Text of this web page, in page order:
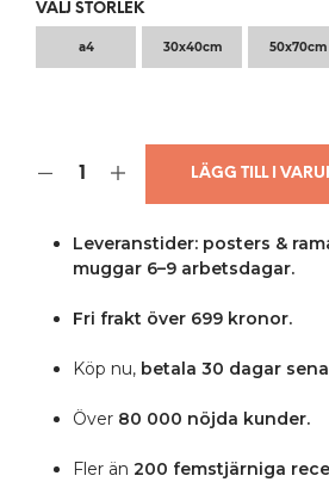
VÄLJ STORLEK
a4 30x40cm 50x70cm
LÄGG TILL I
Leveranstider: posters &
muggar 6–9 arbetsdagar.
Fri frakt över 699 kronor.
Köp nu,betala 30 dagar
Över 80 000 nöjda kunder.
Fler än 200 femstjärniga